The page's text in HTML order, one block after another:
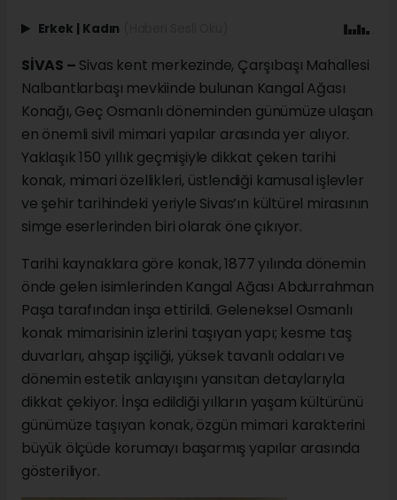
Erkek Kadın
SİVAS – Sivas kent merkezinde, Çarşıbaşı Mahallesi
Nalbantlarbaşı mevkiinde bulunan Kangal Ağası
Konağı, Geç Osmanlı döneminden günümüze ulaşan
en önemli sivil mimari yapılar arasında yer alıyor.
Yaklaşık 150 yıllık geçmişiyle dikkat çeken tarihi
konak, mimari özellikleri, üstlendiği kamusal işlevler
ve şehir tarihindeki yeriyle Sivas’ın kültürel mirasının
simge eserlerinden biri olarak öne çıkıyor.
Tarihi kaynaklara göre konak, 1877 yılında dönemin
önde gelen isimlerinden Kangal Ağası Abdurrahman
Paşa tarafından inşa ettirildi. Geleneksel Osmanlı
konak mimarisinin izlerini taşıyan yapı; kesme taş
duvarları, ahşap işçiliği, yüksek tavanlı odaları ve
dönemin estetik anlayışını yansıtan detaylarıyla
dikkat çekiyor. İnşa edildiği yılların yaşam kültürünü
günümüze taşıyan konak, özgün mimari karakterini
büyük ölçüde korumayı başarmış yapılar arasında
gösteriliyor.